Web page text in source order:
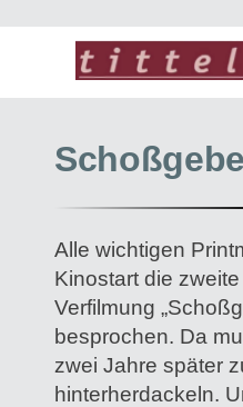
Alle wichtigen
Kinostart die
Verfilmung
besprochen. Da
zwei Jahre später
hinterherdackeln.